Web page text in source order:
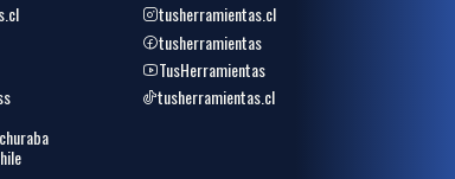
tusherramientas.cl
tusherramientas
TusHerramientas
tusherramientas.cl